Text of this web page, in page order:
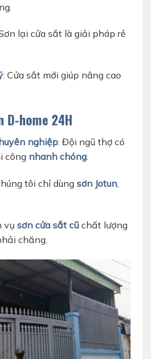
lại cửa sắt là giải pháp rẻ
: Cửa sắt mới giúp nâng cao
D-home 24H
nghiệp: Đội ngũ thợ có
công nhanh chóng.
tôi chỉ dùng sơn Jotun,
vụ sơn cửa sắt cũchất lượng
chăng.